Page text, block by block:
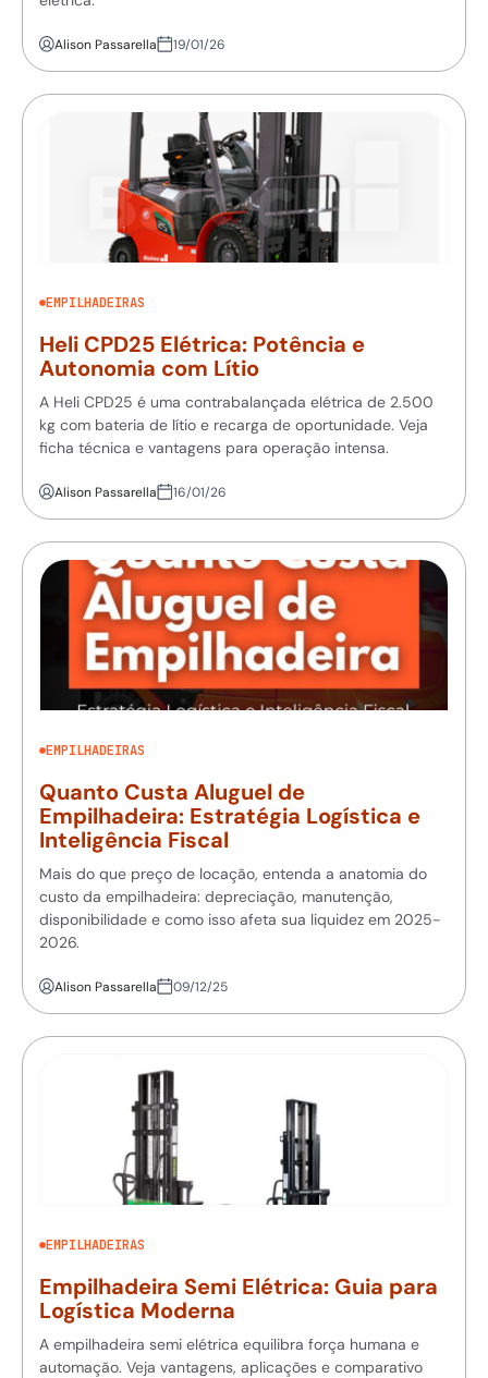
Alison Passarella 19/01/26
EMPILHADEIRAS
Heli CPD25 Elétrica: Potência e
Autonomia com Lítio
A Heli CPD25 é uma contrabalançada elétrica de 2.500
kg com bateria de lítio e recarga de oportunidade. Veja
ficha técnica e vantagens para operação intensa.
Alison Passarella 16/01/26
EMPILHADEIRAS
Quanto Custa Aluguel de
Empilhadeira: Estratégia Logística e
Inteligência Fiscal
Mais do que preço de locação, entenda a anatomia do
custo da empilhadeira: depreciação, manutenção,
disponibilidade e como isso afeta sua liquidez em 2025-
2026.
Alison Passarella 09/12/25
EMPILHADEIRAS
Empilhadeira Semi Elétrica: Guia para
Logística Moderna
A empilhadeira semi elétrica equilibra força humana e
automação. Veja vantagens, aplicações e comparativo